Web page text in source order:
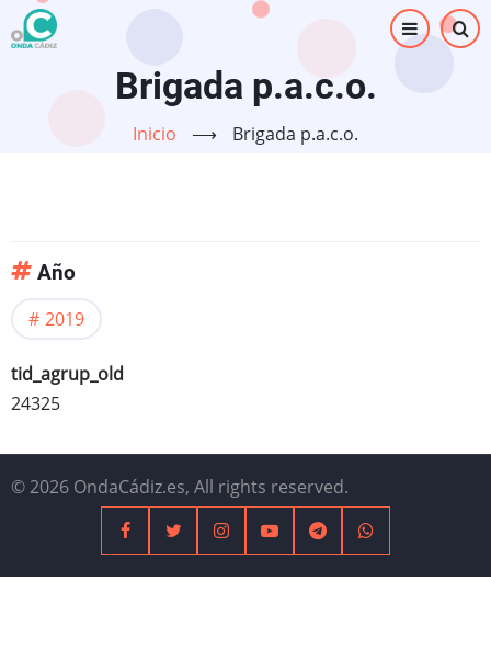
Pasar
al
Brigada p.a.c.o.
Inicio ⟶ Brigada p.a.c.o.
Año
2019
tid_agrup_old
24325
© 2026 OndaCádiz.es, All rights reserved.